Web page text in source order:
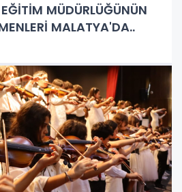
MÜDÜRLÜĞÜNÜN
MALATYA'DA..